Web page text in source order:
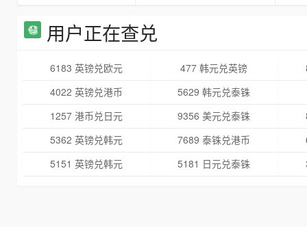
用户正在查兑
6183 英镑兑欧元 477 韩元兑英镑
4022 英镑兑港币
5629 韩元兑泰铢
1257 港币兑日元
9356 美元兑泰铢
5362 英镑兑韩元
7689 泰铢兑港币
5151 英镑兑韩元
5181 日元兑泰铢